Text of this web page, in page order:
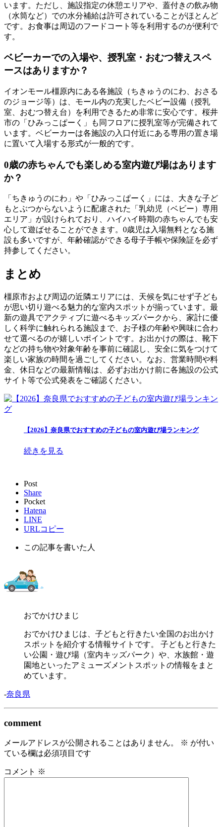
います。ただし、施設指定の休憩エリアや、蓋付きの飲み物
（水筒など）での水分補給は許可されていることがほとんど
です。お食事は周辺のフードコート等を利用するのが便利で
す。
ベビーカーでの入場や、授乳室・おむつ替えスペ
ースはありますか？
イオンモール橿原内にある各施設（ちきゅうのにわ、おさる
のジョージ等）は、モール内の充実したベビー設備（授乳
室、おむつ替え台）を利用できるため非常に安心です。桜井
市の「ひみっこぱーく」も同フロアに授乳室等が完備されて
います。ベビーカーは各施設の入口付近にある専用の置き場
に置いて入場する形式が一般的です。
0歳の赤ちゃんでも楽しめる室内遊び場はあります
か？
「ちきゅうのにわ」や「ひみっこぱーく」には、大きな子ど
もとぶつからないように配慮された「乳幼児（ベビー）専用
エリア」が設けられており、ハイハイ時期の赤ちゃんでも安
心して遊ばせることができます。0歳児は入場無料となる施
設も多いですが、年齢確認ができる母子手帳や保険証を必ず
持参してください。
まとめ
橿原市および周辺の近隣エリアには、天候を気にせず子ども
が思い切り遊べる魅力的な室内スポットが揃っています。最
新の遊具でアクティブに遊べるキッズパークから、家計に優
しく科学に触れられる施設まで、お子様の年齢や興味に合わ
せて選べるのが嬉しいポイントです。お出かけの際は、靴下
などの持ち物や対象年齢を事前に確認し、安全に気をつけて
楽しい家族の時間を過ごしてください。なお、営業時間や料
金、休日などの最新情報は、必ずお出かけ前に各施設の公式
サイト等で公式発表をご確認ください。
【2026】奈良県でおすすめの子どもの室内遊び場ランキング
続きを見る
Post
Share
Pocket
Hatena
LINE
URLコピー
この記事を書いた人
おでかけひまじ
おでかけひまじは、子どもと行きたい全国のお出かけ
スポットを紹介する情報サイトです。 子どもと行きた
い公園・遊び場（室内キッズパーク）や、水族館・遊
園地といったアミューズメントスポットの情報をまと
めています。
-奈良県
comment
メールアドレスが公開されることはありません。 ※ が付い
ている欄は必須項目です
コメント ※